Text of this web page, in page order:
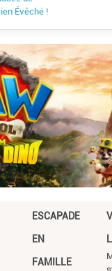
Évêché !
ESCAPADE
EN
FAMILLE